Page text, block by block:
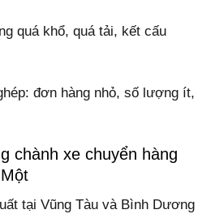
quá khổ, quá tải, kết cấu
đơn hàng nhỏ, số lượng ít,
chành xe chuyển hàng
tại Vũng Tàu và Bình Dương